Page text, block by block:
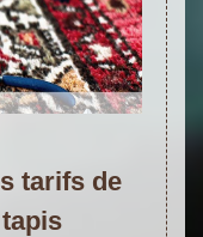
tarifs de